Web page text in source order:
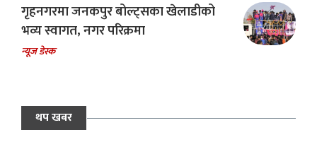
गृहनगरमा जनकपुर बोल्ट्सका खेलाडीको
भव्य स्वागत, नगर परिक्रमा
न्यूज डेस्क
थप खबर